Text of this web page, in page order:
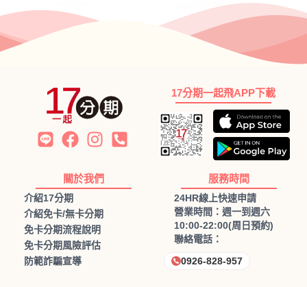
17分期一起飛APP下載
關於我們
介紹17分期
介紹免卡/無卡分期
免卡分期流程說明
免卡分期風險評估
防範詐騙宣導
服務時間
24HR線上快速申請
營業時間：週一到週六
10:00-22:00(周日預約)
聯絡電話：
0926-828-957